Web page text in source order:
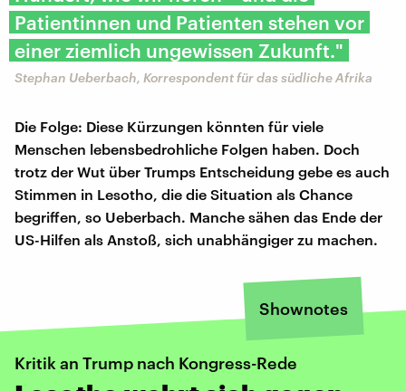
Patientinnen und Patienten stehen vor
einer ziemlich ungewissen Zukunft."
Stephan Ueberbach, Korrespondent für das südliche Afrika
Die Folge: Diese Kürzungen könnten für viele
Menschen lebensbedrohliche Folgen haben. Doch
trotz der Wut über Trumps Entscheidung gebe es auch
Stimmen in Lesotho, die die Situation als Chance
begriffen, so Ueberbach. Manche sähen das Ende der
US-Hilfen als Anstoß, sich unabhängiger zu machen.
Shownotes
Kritik an Trump nach Kongress-Rede